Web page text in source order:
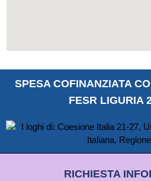
SPESA COFINANZIATA
FESR LIGURIA
RICHIESTA